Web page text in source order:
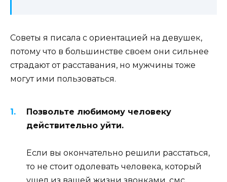
Советы я писала с ориентацией на девушек,
потому что в большинстве своем они сильнее
страдают от расставания, но мужчины тоже
могут ими пользоваться.
Позвольте любимому человеку
действительно уйти.
Если вы окончательно решили расстаться,
то не стоит одолевать человека, который